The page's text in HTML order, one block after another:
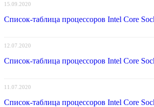
15.09.2020
Список-таблица процессоров Intel Core
12.07.2020
Список-таблица процессоров Intel Core
11.07.2020
Список-таблица процессоров Intel Core